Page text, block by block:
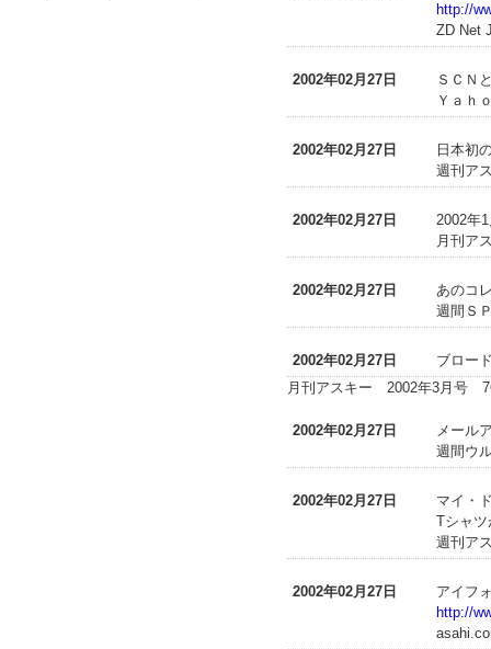
http://
ZD Net
2002年02月27日
ＳＣＮ
Ｙａｈ
2002年02月27日
日本初
週刊ア
2002年02月27日
2002年
月刊ア
2002年02月27日
あのコ
週間Ｓ
2002年02月27日
ブロー
月刊アスキー 2002年3月号
2002年02月27日
メール
週間ウ
2002年02月27日
マイ・
Tシャ
週刊ア
2002年02月27日
アイフ
http://